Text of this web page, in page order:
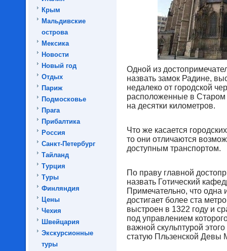
Крым
Мальдивские
острова
Мексика
Новости
Новый год
Отдых
Париж
Подмосковье
Прага
Прибалтика
Россия
Санкт-Петербург
Тайланд
Турция
Туры
Финляндия
Цены
Чехия
Швейцария
Экскурсионные
туры
Одной из
назвать замок Радине,
недалеко от городской
расположенные в Старом
на десятки километров.
Что же касается
то они отличаются
доступным транспортом.
По праву главной
назвать Готический
Примечательно, что одна
достигает более ста
выстроен в 1322 году и
под управлением
важной скульптурой
статую Пльзенской Девы